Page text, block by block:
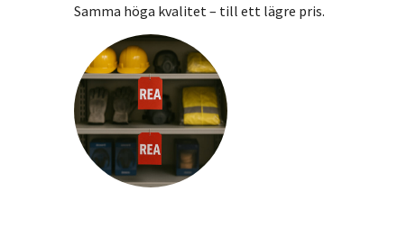
Samma höga kvalitet – till ett lägre pris.